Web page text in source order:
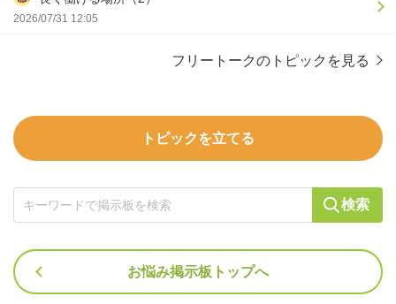
2026/07/31 12:05
フリートークのトピックを見る
トピックを立てる
検索
お悩み掲示板トップへ